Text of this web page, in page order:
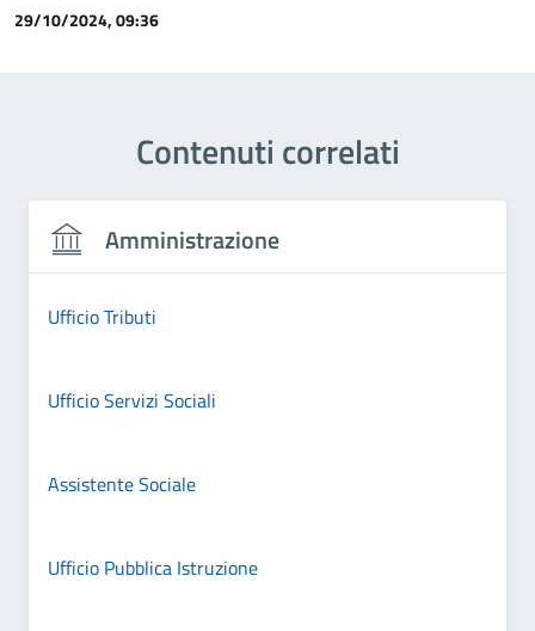
29/10/2024, 09:36
Contenuti correlati
Amministrazione
Ufficio Tributi
Ufficio Servizi Sociali
Assistente Sociale
Ufficio Pubblica Istruzione